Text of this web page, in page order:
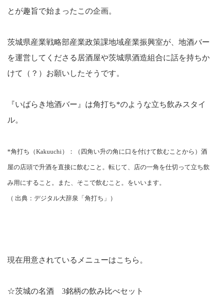
とが趣旨で始まったこの企画。
茨城県産業戦略部産業政策課地域産業振興室が、地酒バー
を運営してくださる居酒屋や茨城県酒造組合に話を持ちか
けて（？）お願いしたそうです。
『いばらき地酒バー』は角打ち*のような立ち飲みスタイ
ル。
*角打ち（Kakuuchi ）：（四角い升の角に口を付けて飲むことから）酒
屋の店頭で升酒を直接に飲むこと。転じて、店の一角を仕切って立ち飲
み用にすること。また、そこで飲むこと。をいいます。
（ 出典：デジタル大辞泉「角打ち」）
現在用意されているメニューはこちら。
☆茨城の名酒 3銘柄の飲み比べセット